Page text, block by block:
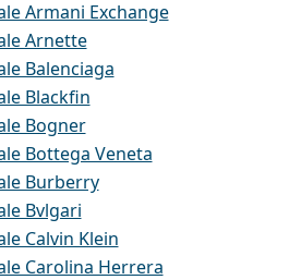
Armani Exchange
Arnette
Balenciaga
Blackfin
Bogner
Bottega Veneta
Burberry
Bvlgari
Calvin Klein
Carolina Herrera